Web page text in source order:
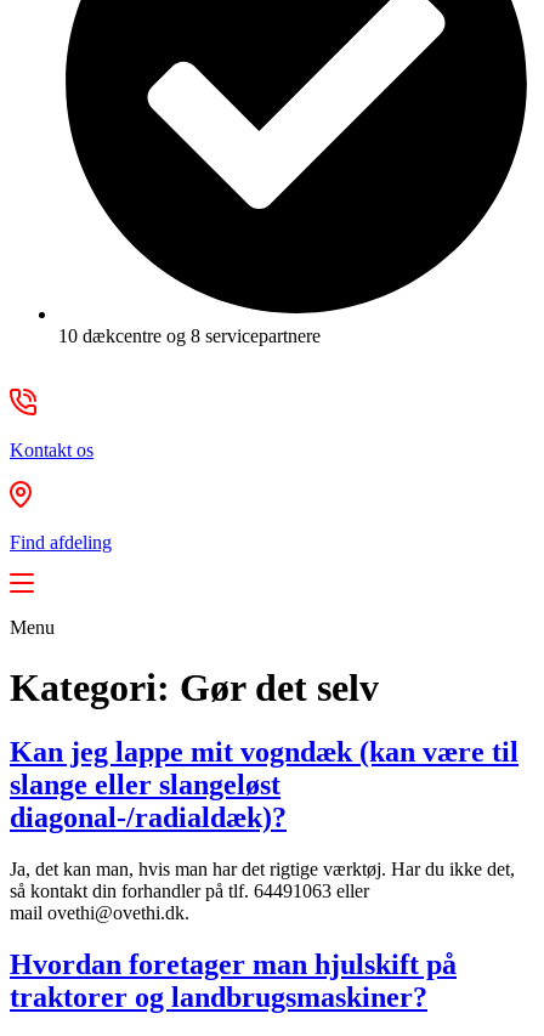
10 dækcentre og 8 servicepartnere
Kontakt os
Find afdeling
Menu
Kategori: Gør det selv
Kan jeg lappe mit vogndæk (kan være til
slange eller slangeløst
diagonal-/radialdæk)?
Ja, det kan man, hvis man har det rigtige værktøj. Har du ikke det,
så kontakt din forhandler på tlf. 64491063 eller
mail ovethi@ovethi.dk.
Hvordan foretager man hjulskift på
traktorer og landbrugsmaskiner?